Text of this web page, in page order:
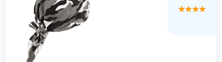
★★★★